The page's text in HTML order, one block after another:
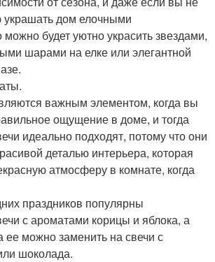
украшать дом елочными
будет уютно украсить звездами,
шарами на елке или элегантной
важным элементом, когда вы
ощущение в доме, и тогда
идеально подходят, потому что они
деталью интерьера, которая
атмосферу в комнате, когда
праздников популярны
с ароматами корицы и яблока, а
ее можно заменить на свечи с
шоколада.